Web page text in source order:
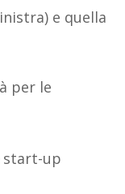
e quella
per le
start-up